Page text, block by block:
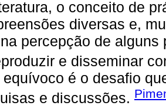
o conceito de
diversas e,
percepção de
e disseminar
equívoco é o desafio
e discussões.